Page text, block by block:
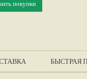
покупки
БЫСТРАЯ